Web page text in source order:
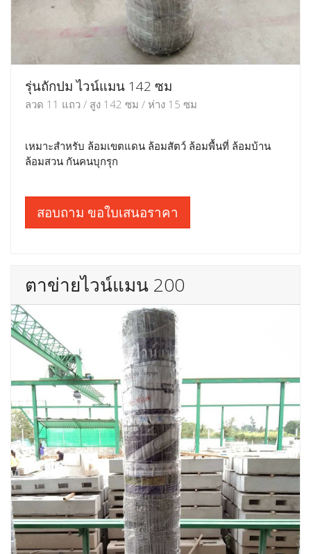
รุ่นถักปม ไวน์แมน 142 ซม
ลวด 11 แถว / สูง 142 ซม / ห่าง 15 ซม
เหมาะสำหรับ ล้อมเขตแดน ล้อมสัตว์ ล้อมพื้นที่ ล้อมบ้าน
ล้อมสวน กันคนบุกรุก
สอบถาม ขอใบเสนอราคา
ตาข่ายไวน์แมน 200